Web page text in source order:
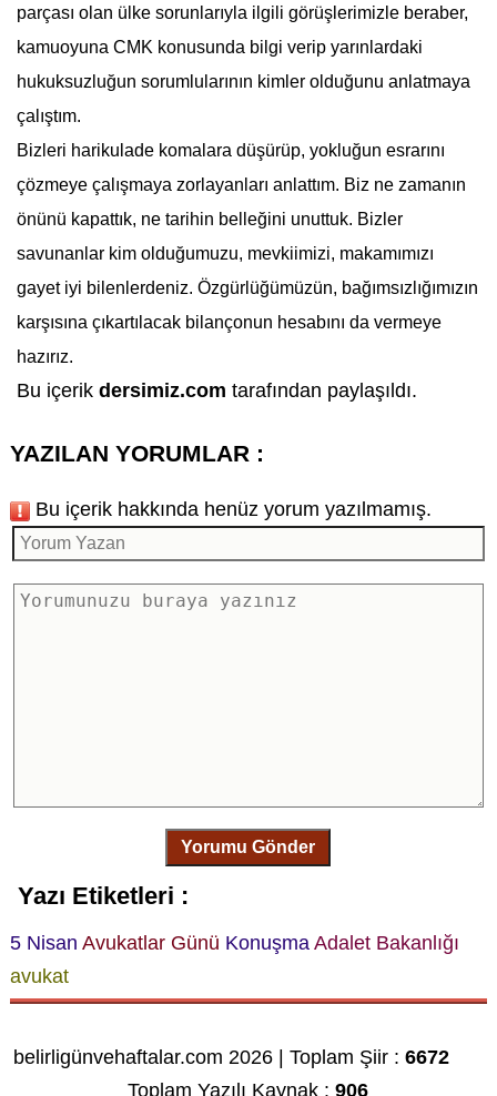
parçası olan ülke sorunlarıyla ilgili görüşlerimizle beraber,
kamuoyuna CMK konusunda bilgi verip yarınlardaki
hukuksuzluğun sorumlularının kimler olduğunu anlatmaya
çalıştım.
Bizleri harikulade komalara düşürüp, yokluğun esrarını
çözmeye çalışmaya zorlayanları anlattım. Biz ne zamanın
önünü kapattık, ne tarihin belleğini unuttuk. Bizler
savunanlar kim olduğumuzu, mevkiimizi, makamımızı
gayet iyi bilenlerdeniz. Özgürlüğümüzün, bağımsızlığımızın
karşısına çıkartılacak bilançonun hesabını da vermeye
hazırız.
Bu içerik dersimiz.com tarafından paylaşıldı.
YAZILAN YORUMLAR :
Bu içerik hakkında henüz yorum yazılmamış.
Yorumu Gönder
Yazı Etiketleri :
5 Nisan Avukatlar Günü Konuşma Adalet Bakanlığı
avukat
belirligünvehaftalar.com 2026 | Toplam Şiir :6672
Toplam Yazılı Kaynak :906